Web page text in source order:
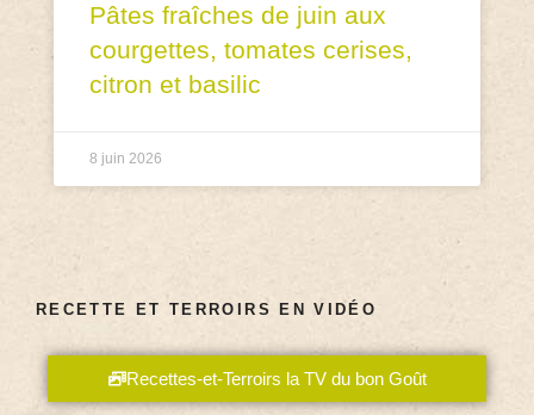
Pâtes fraîches de juin aux
courgettes, tomates cerises,
citron et basilic
8 juin 2026
RECETTE ET TERROIRS EN VIDÉO
Recettes-et-Terroirs la TV du bon Goût